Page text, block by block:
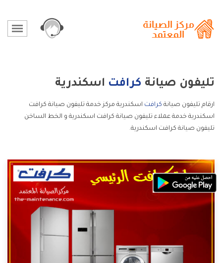
تليفون صيانة كرافت اسكندرية
ارقام تليفون صيانة كرافت اسكندرية مركز خدمة تليفون صيانة كرافت
اسكندرية خدمة عملاء تليفون صيانة كرافت اسكندرية و الخط الساخن
تليفون صيانة كرافت اسكندرية.